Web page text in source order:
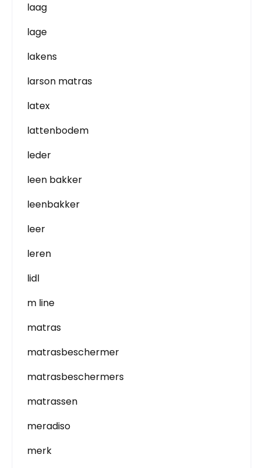
laag
lage
lakens
larson matras
latex
lattenbodem
leder
leen bakker
leenbakker
leer
leren
lidl
m line
matras
matrasbeschermer
matrasbeschermers
matrassen
meradiso
merk